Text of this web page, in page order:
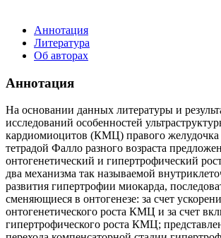
Аннотация
Литература
Об авторах
Аннотация
На основании данных литературы и
исследований особенностей
кардиомиоцитов (КМЦ) правого желудочка
тетрадой Фалло разного возраста
онтогенетический и гипертрофический
два механизма так называемой
развития гипертрофии миокарда,
сменяющиеся в онтогенезе: за счет
онтогенетического роста КМЦ и за счет
гипертрофического роста КМЦ;